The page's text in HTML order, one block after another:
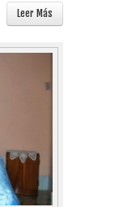
Leer Más